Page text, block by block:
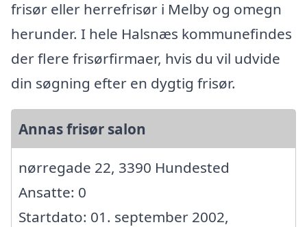
frisør eller herrefrisør i Melby og omegn
herunder. I hele Halsnæs kommunefindes
der flere frisørfirmaer, hvis du vil udvide
din søgning efter en dygtig frisør.
Annas frisør salon
nørregade 22, 3390 Hundested
Ansatte: 0
Startdato: 01. september 2002,